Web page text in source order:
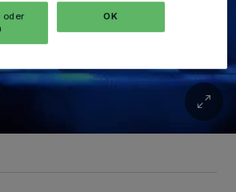
oder
OK